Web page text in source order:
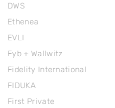
DWS
Ethenea
EVLI
Eyb + Wallwitz
Fidelity International
FIDUKA
First Private